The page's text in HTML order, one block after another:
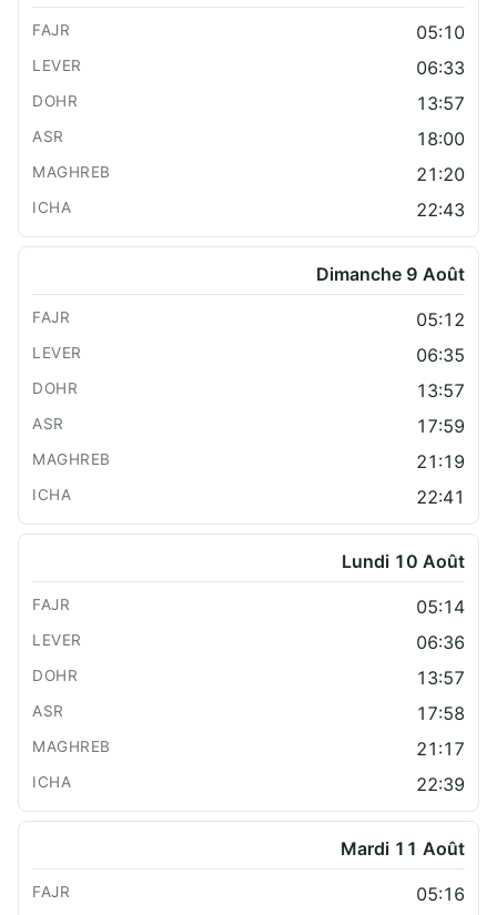
05:10
06:33
13:57
18:00
21:20
22:43
Dimanche 9 Août
05:12
06:35
13:57
17:59
21:19
22:41
Lundi 10 Août
05:14
06:36
13:57
17:58
21:17
22:39
Mardi 11 Août
05:16